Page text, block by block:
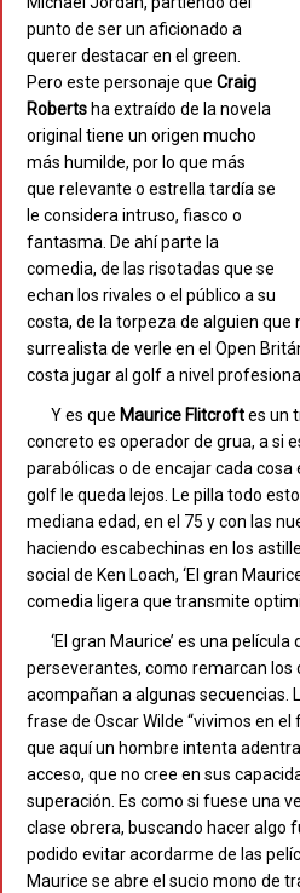
punto de ser un aficionado a
querer destacar en el green.
Pero este personaje que Craig
Roberts ha extraído de la novela
original tiene un origen mucho
más humilde, por lo que más
que relevante o estrella tardía se
le considera intruso, fiasco o
fantasma. De ahí parte la
comedia, de las risotadas que se
echan los rivales o el público a su
costa, de la torpeza de alguien que
surrealista de verle en el Open
costa jugar al golf a nivel
Y es que Maurice Flitcroftes un
concreto es operador de grua, a si
parabólicas o de encajar cada cosa
golf le queda lejos. Le pilla todo
mediana edad, en el 75 y con las
haciendo escabechinas en los
social de Ken Loach, ‘El gran
comedia ligera que transmite
‘El gran Maurice’ es una
perseverantes, como remarcan los
acompañan a algunas secuencias.
frase de Oscar Wilde “vivimos en
que aquí un hombre intenta
acceso, que no cree en sus
superación. Es como si fuese una
clase obrera, buscando hacer algo
podido evitar acordarme de las
Maurice se abre el sucio mono de